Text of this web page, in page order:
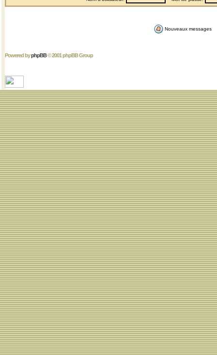
Nouveaux messages
Powered byphpBB© 2001 phpBB Group